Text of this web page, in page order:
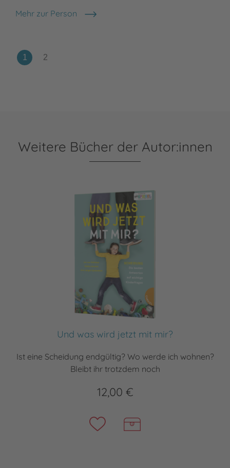
Mehr zur Person
Arne Jørgen Kjosbakken
Weitere Bücher der Autor:innen
Und was wird jetzt mit mir?
Ist eine Scheidung endgültig? Wo werde ich wohnen?
Bleibt ihr trotzdem noch
12,00 €